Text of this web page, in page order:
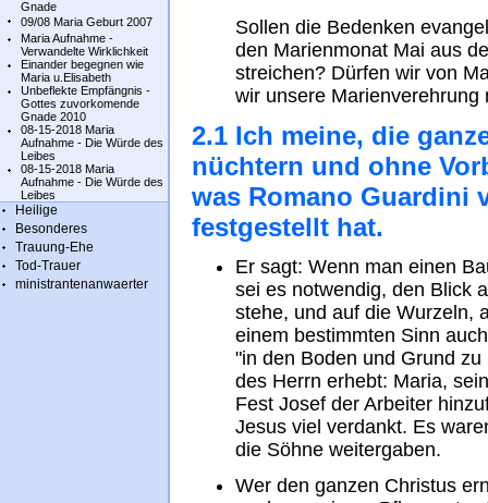
Gnade
09/08 Maria Geburt 2007
Maria Aufnahme -
Verwandelte Wirklichkeit
Einander begegnen wie
Maria u.Elisabeth
Unbeflekte Empfängnis -
Gottes zuvorkomende
Gnade 2010
08-15-2018 Maria
Aufnahme - Die Würde des
Leibes
08-15-2018 Maria
Aufnahme - Die Würde des
Leibes
Heilige
Besonderes
Trauung-Ehe
Tod-Trauer
ministrantenanwaerter
Sollen die Bedenken
den Marienmonat Mai aus
streichen? Dürfen wir von
wir unsere
2.1 Ich meine, die
nüchtern und ohne
was Romano Guardini
festgestellt hat.
Er sagt: Wenn man einen
sei es notwendig, den Blick
stehe, und auf die Wurzeln,
einem bestimmten Sinn
"in den Boden und Grund
des Herrn erhebt: Maria,
Fest Josef der Arbeiter
Jesus viel verdankt. Es
die Söhne weitergaben.
Wer den ganzen Christus